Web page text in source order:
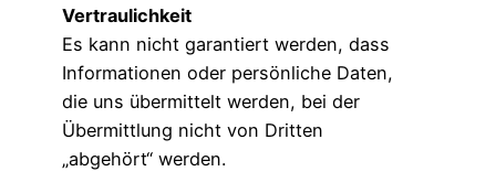
Vertraulichkeit
Es kann nicht garantiert werden, dass
Informationen oder persönliche Daten,
die uns übermittelt werden, bei der
Übermittlung nicht von Dritten
„abgehört“ werden.